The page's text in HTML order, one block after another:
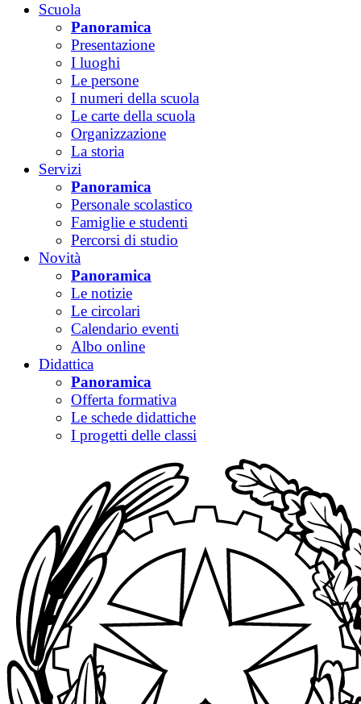
Scuola
Panoramica
Presentazione
I luoghi
Le persone
I numeri della scuola
Le carte della scuola
Organizzazione
La storia
Servizi
Panoramica
Personale scolastico
Famiglie e studenti
Percorsi di studio
Novità
Panoramica
Le notizie
Le circolari
Calendario eventi
Albo online
Didattica
Panoramica
Offerta formativa
Le schede didattiche
I progetti delle classi